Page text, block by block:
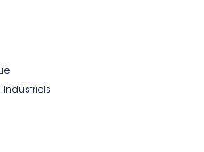
Industriels